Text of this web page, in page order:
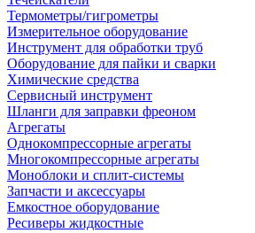
Термометры/гигрометры
Измерительное оборудование
Инструмент для обработки труб
Оборудование для пайки и сварки
Химические средства
Сервисный инструмент
Шланги для заправки фреоном
Агрегаты
Однокомпрессорные агрегаты
Многокомпрессорные агрегаты
Моноблоки и сплит-системы
Запчасти и аксессуары
Емкостное оборудование
Ресиверы жидкостные